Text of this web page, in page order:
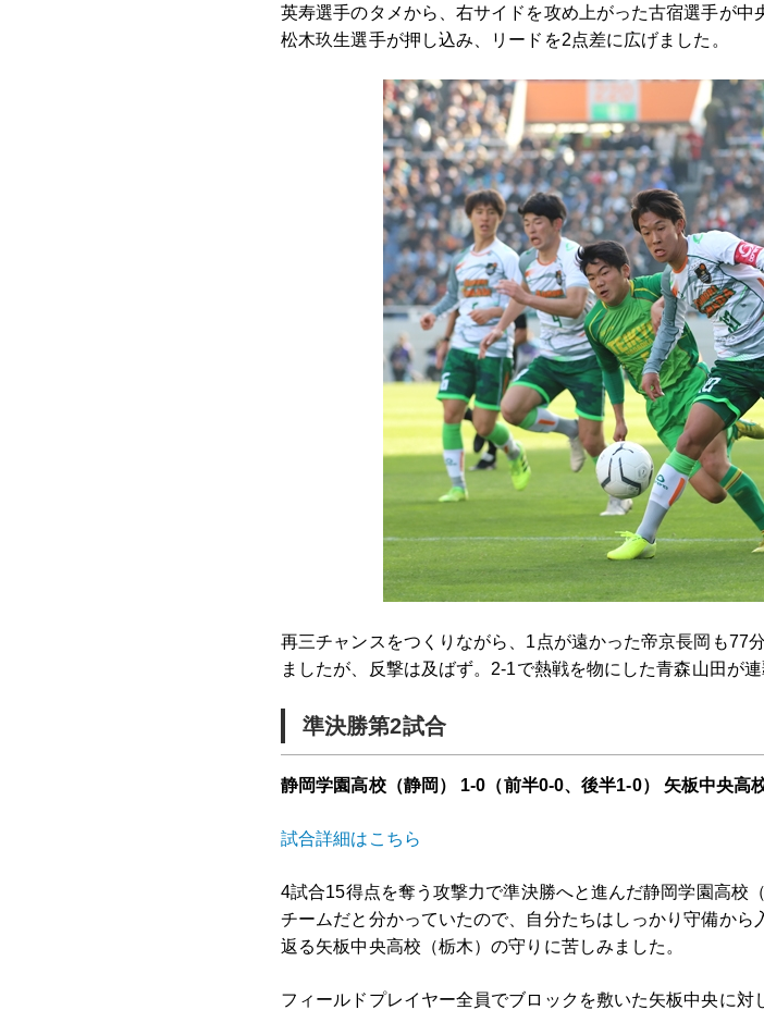
英寿選手のタメから、右サイドを攻め上がった古宿選手が
松木玖生選手が押し込み、リードを2点差に広げました。
再三チャンスをつくりながら、1点が遠かった帝京長岡も77
ましたが、反撃は及ばず。2-1で熱戦を物にした青森山田が連
準決勝第2試合
静岡学園高校（静岡） 1-0（前半0-0、後半1-0） 矢板中央高
試合詳細はこちら
4試合15得点を奪う攻撃力で準決勝へと進んだ静岡学園高校
チームだと分かっていたので、自分たちはしっかり守備か
返る矢板中央高校（栃木）の守りに苦しみました。
フィールドプレイヤー全員でブロックを敷いた矢板中央に